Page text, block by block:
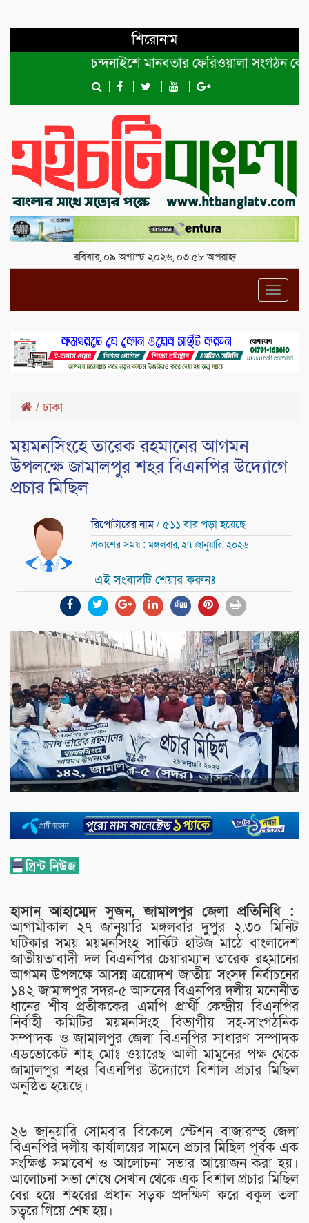
শিরোনাম
চন্দনাইশে মানবতার ফেরিওয়ালা সংগঠন
রবিবার, ০৯ অগাস্ট ২০২৬, ০৩:৫৮ অপরাহ্ন
/ঢাকা
ময়মনসিংহে তারেক রহমানের আগমন
উপলক্ষে জামালপুর শহর বিএনপির উদ্যোগে
প্রচার মিছিল
রিপোটারের নাম/ ৫১১ বার পড়া হয়েছে
প্রকাশের সময় : মঙ্গলবার, ২৭ জানুয়ারি, ২০২৬
এই সংবাদটি শেয়ার করুনঃ
হাসান আহাম্মেদ সুজন, জামালপুর জেলা প্রতিনিধি :
আগামীকাল ২৭ জানুয়ারি মঙ্গলবার দুপুর ২.৩০ মিনিট
ঘটিকার সময় ময়মনসিংহ সার্কিট হাউজ মাঠে বাংলাদেশ
জাতীয়তাবাদী দল বিএনপির চেয়ারম্যান তারেক রহমানের
আগমন উপলক্ষে আসন্ন ত্রয়োদশ জাতীয় সংসদ নির্বাচনের
১৪২ জামালপুর সদর-৫ আসনের বিএনপির দলীয় মনোনীত
ধানের শীষ প্রতীককের এমপি প্রার্থী কেন্দ্রীয় বিএনপির
নির্বাহী কমিটির ময়মনসিংহ বিভাগীয় সহ-সাংগঠনিক
সম্পাদক ও জামালপুর জেলা বিএনপির সাধারণ সম্পাদক
এডভোকেট শাহ মোঃ ওয়ারেছ আলী মামুনের পক্ষ থেকে
জামালপুর শহর বিএনপির উদ্যোগে বিশাল প্রচার মিছিল
অনুষ্ঠিত হয়েছে।
২৬ জানুয়ারি সোমবার বিকেলে স্টেশন বাজারস্হ জেলা
বিএনপির দলীয় কার্যালয়ের সামনে প্রচার মিছিল পূর্বক এক
সংক্ষিপ্ত সমাবেশ ও আলোচনা সভার আয়োজন করা হয়।
আলোচনা সভা শেষে সেখান থেকে এক বিশাল প্রচার মিছিল
বের হয়ে শহরের প্রধান সড়ক প্রদক্ষিণ করে বকুল তলা
চত্বরে গিয়ে শেষ হয়।